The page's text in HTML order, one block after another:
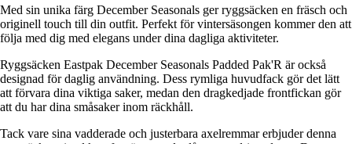
Med sin unika färg December Seasonals ger ryggsäcken en fräsch och
originell touch till din outfit. Perfekt för vintersäsongen kommer den att
följa med dig med elegans under dina dagliga aktiviteter.
Ryggsäcken Eastpak December Seasonals Padded Pak'R är också
designad för daglig användning. Dess rymliga huvudfack gör det lätt
att förvara dina viktiga saker, medan den dragkedjade frontfickan gör
att du har dina småsaker inom räckhåll.
Tack vare sina vadderade och justerbara axelremmar erbjuder denna